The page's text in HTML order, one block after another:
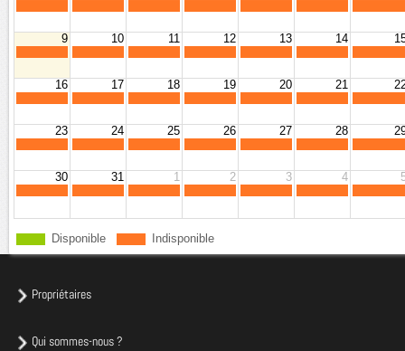
9 10 11 12 13 14
16 17 18 19 20 21
23 24 25 26 27 28
30 31 1 2 3 4
Disponible Indisponible
Propriétaires
Qui sommes-nous ?